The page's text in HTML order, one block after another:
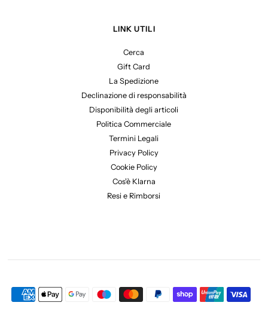
LINK UTILI
Cerca
Gift Card
La Spedizione
Declinazione di responsabilità
Disponibilità degli articoli
Politica Commerciale
Termini Legali
Privacy Policy
Cookie Policy
Cos'è Klarna
Resi e Rimborsi